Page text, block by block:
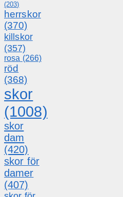
(203)
herrskor
(370)
killskor
(357)
rosa (266)
röd
(368)
skor
(1008)
skor
dam
(420)
skor för
damer
(407)